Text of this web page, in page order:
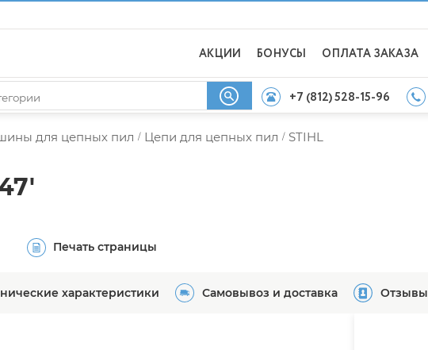
АКЦИИ БОНУСЫ ОПЛАТА ЗАКАЗА
+7 (812) 528-15-96
для цепных пил / Цепи для цепных пил / STIHL
Печать страницы
характеристики Самовывоз и доставка Отзывы